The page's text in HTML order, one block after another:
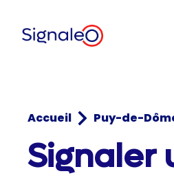
Accueil Puy-de-
Signaler